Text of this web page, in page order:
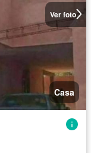
Ver foto
Casa